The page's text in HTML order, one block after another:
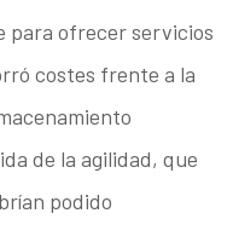
para ofrecer servicios
costes frente a la
de la agilidad, que
podido